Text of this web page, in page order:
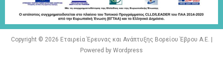
μητρώο
μελετητών
Copyright © 2026 Εταιρεία Έρευνας και Ανάπτυξης Βορείου Έβρου Α.Ε. |
Powered by Wordpress